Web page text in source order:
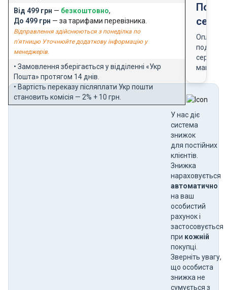
Від 499 грн — безкоштовно,
До 499 грн — за тарифами перевізника.
Відправлення здійснюються з понеділка по
п'ятницю Уточнюйте додаткову інформацію у
менеджерів.
• Замовлення зберігається у відділенні «Укр
Пошта» протягом 14 днів.
• Вартість переказу післяплати Укр пошти
становить комісія — 2% + 10 грн.
Оплата
магазину
У нас діє
система
знижок
для постійних
клієнтів.
Знижка
нараховується
автоматично
на ваш
особистий
рахунок і
застосовується
при кожній
покупці.
Зверніть увагу,
що особиста
знижка не
сумується з